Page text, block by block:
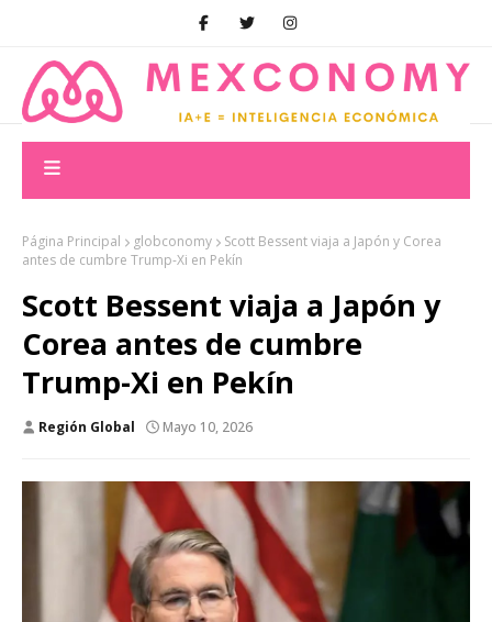
Página Principal globconomy
Scott Bessent viaja a Japón y Corea
antes de cumbre Trump-Xi en Pekín
Scott Bessent viaja a Japón y
Corea antes de cumbre
Trump-Xi en Pekín
Región Global Mayo 10, 2026